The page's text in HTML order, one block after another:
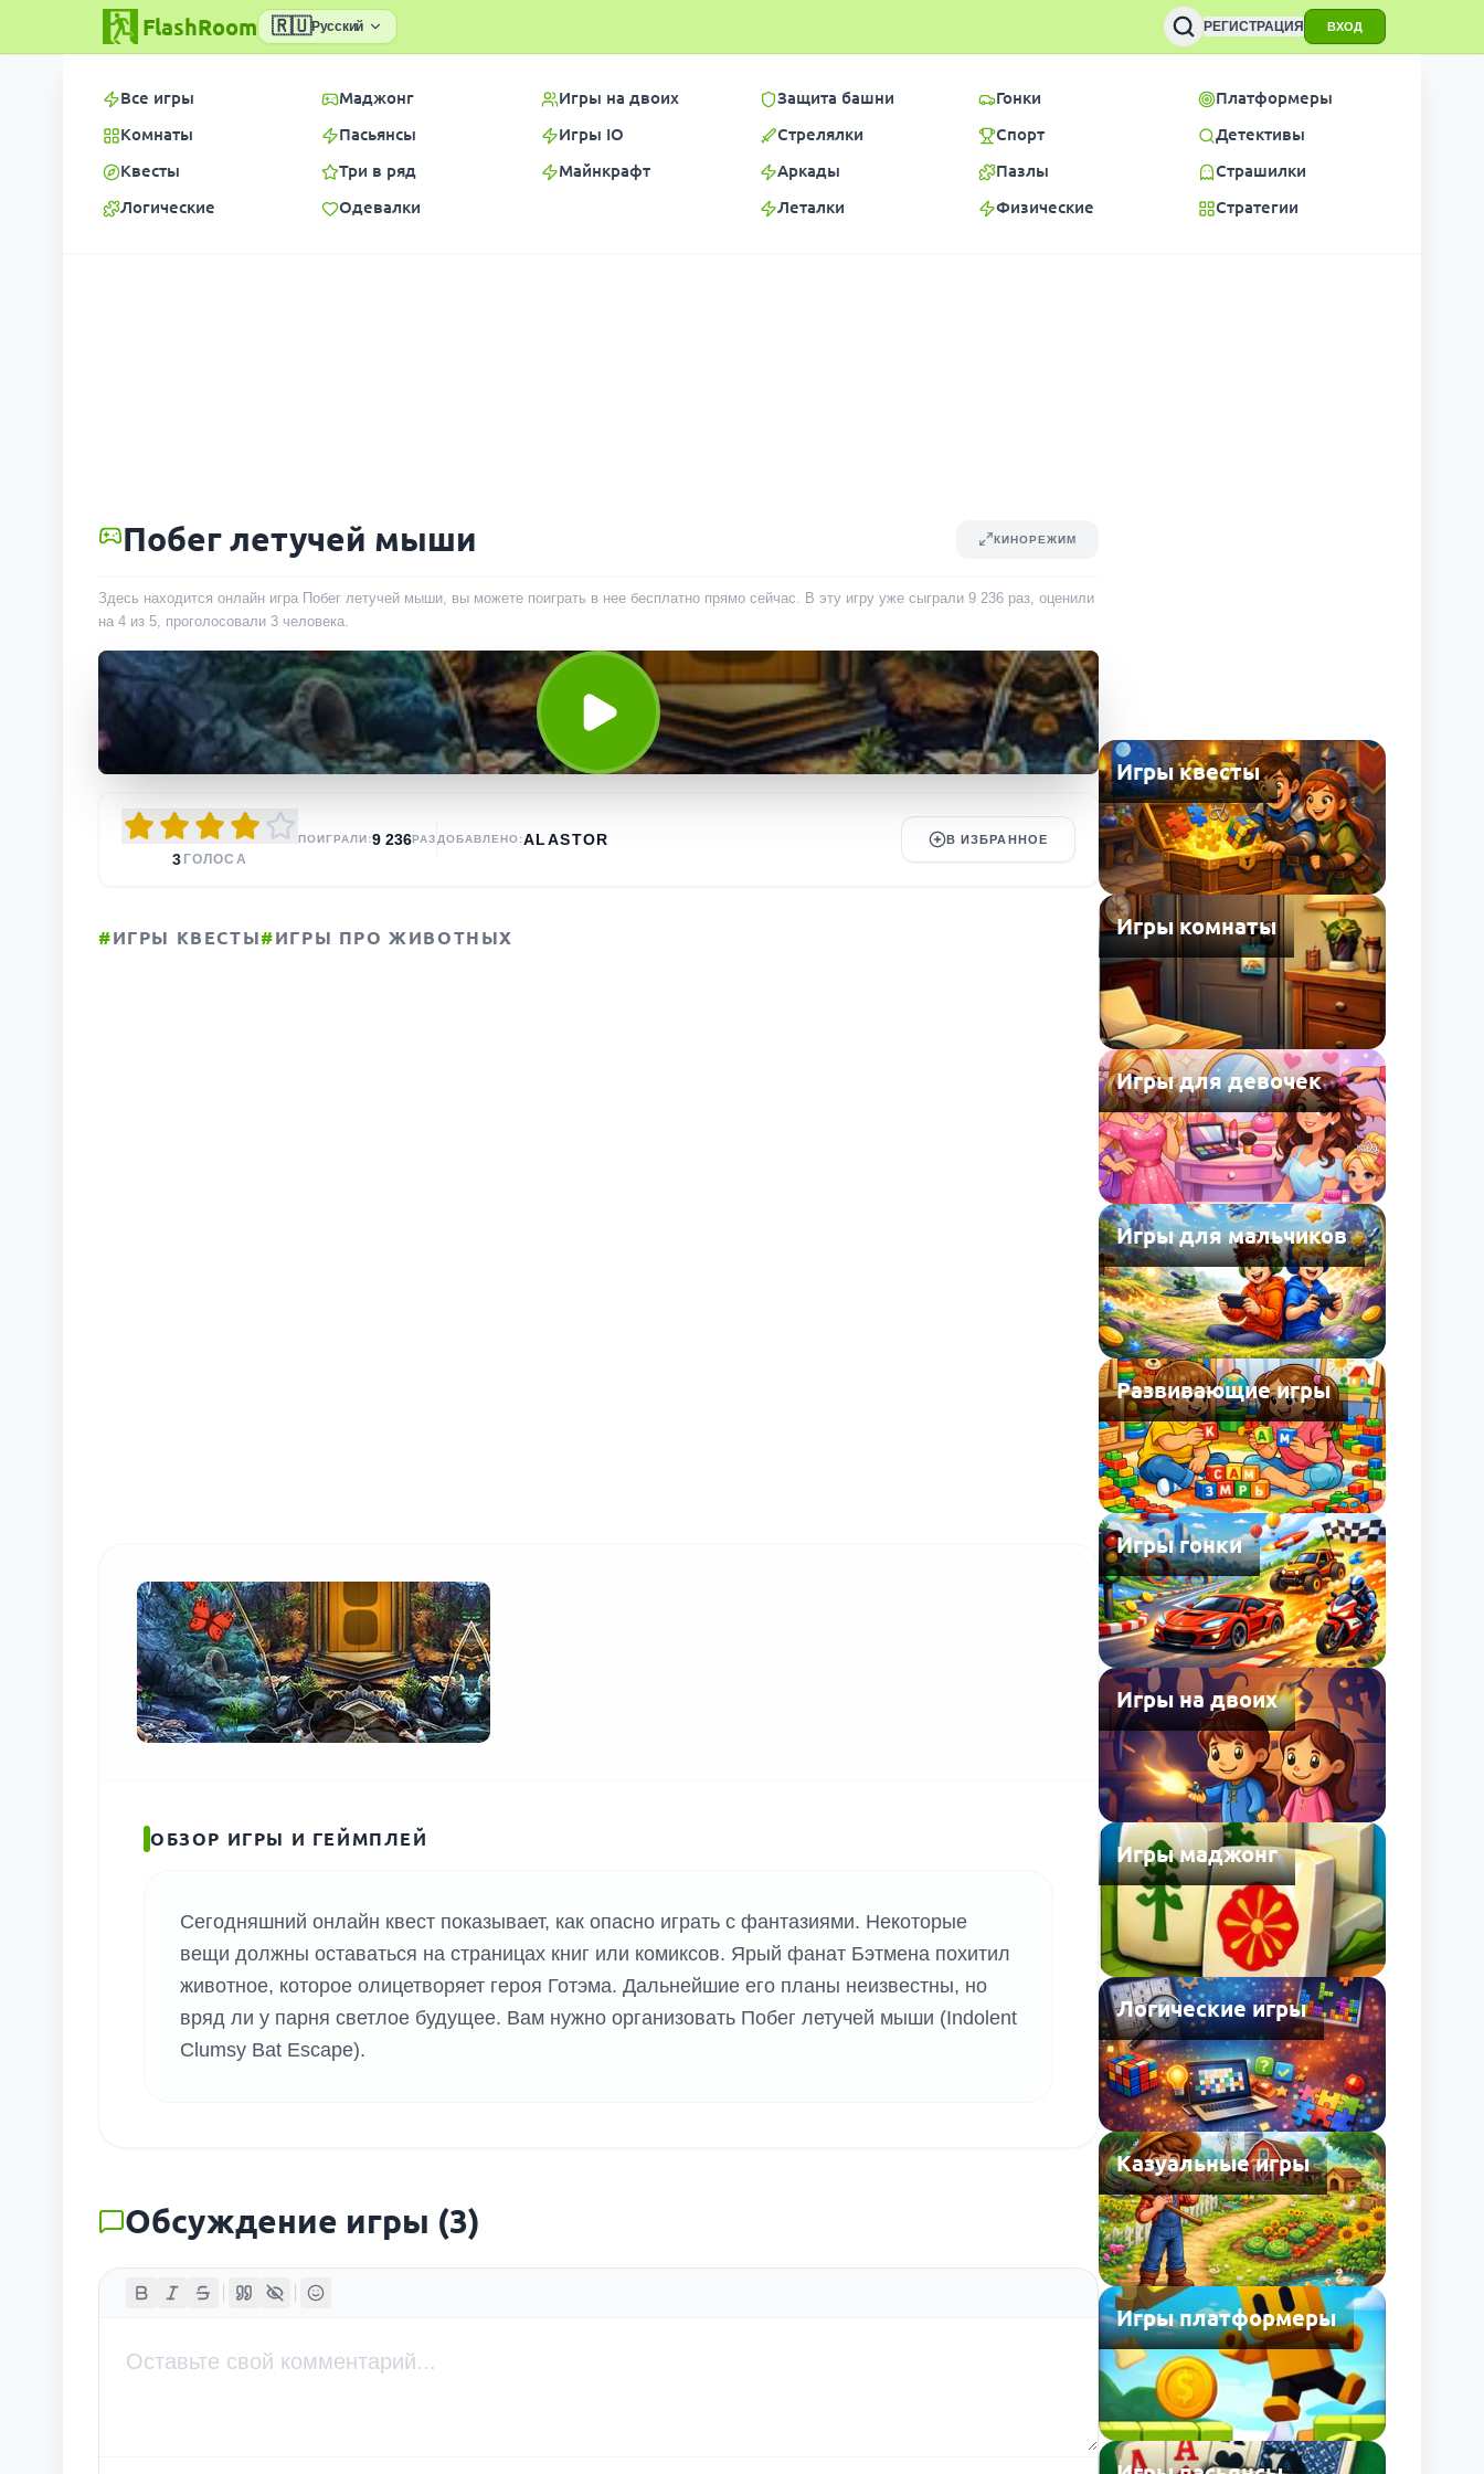
FlashRoom 🇷🇺Русский РЕГИСТРАЦИЯ ВХОД
Все игры
Комнаты
Квесты
Логические
Маджонг
Пасьянсы
Три в ряд
Одевалки
Игры на двоих
Игры IO
Майнкрафт
Защита башни
Стрелялки
Аркады
Леталки
Гонки
Спорт
Пазлы
Физические
Платформеры
Детективы
Страшилки
Стратегии
Побег летучей мыши КИНОРЕЖИМ
Здесь находится онлайн игра Побег летучей мыши, вы можете поиграть в нее бесплатно прямо сейчас. В эту игру уже сыграли 9 236 раз, оценили
на 4 из 5, проголосовали 3 человека.
3 ГОЛОСА
ПОИГРАЛИ:9 236РАЗ ДОБАВЛЕНО:ALASTOR В ИЗБРАННОЕ
#ИГРЫ КВЕСТЫ#ИГРЫ ПРО ЖИВОТНЫХ
ОБЗОР ИГРЫ И ГЕЙМПЛЕЙ
Сегодняшний онлайн квест показывает, как опасно играть с фантазиями. Некоторые
вещи должны оставаться на страницах книг или комиксов. Ярый фанат Бэтмена похитил
животное, которое олицетворяет героя Готэма. Дальнейшие его планы неизвестны, но
вряд ли у парня светлое будущее. Вам нужно организовать Побег летучей мыши (Indolent
Clumsy Bat Escape).
Обсуждение игры (3)
Игры квесты
Игры комнаты
Игры для девочек
Игры для мальчиков
Развивающие игры
Игры гонки
Игры на двоих
Игры маджонг
Логические игры
Казуальные игры
Игры платформеры